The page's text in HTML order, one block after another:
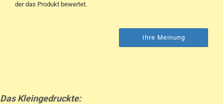
der das Produkt bewertet.
Ihre Meinung
Das Kleingedruckte: